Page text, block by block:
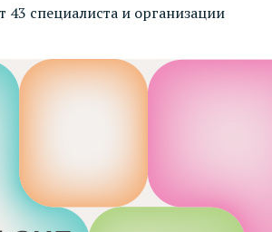
специалиста и организации